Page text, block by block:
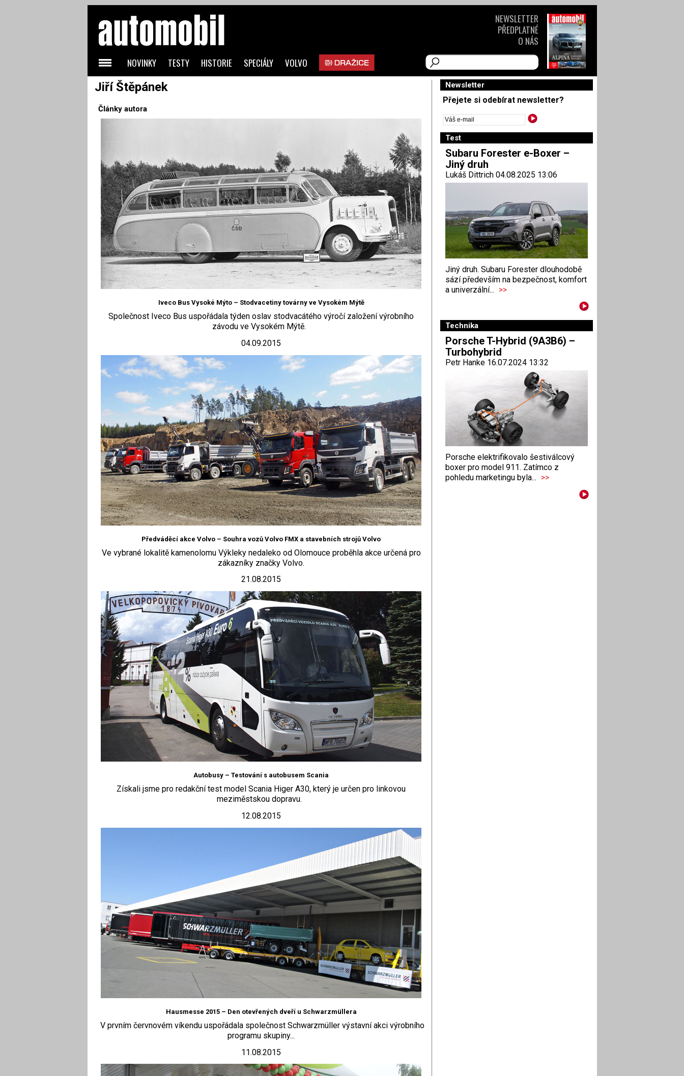
Jiří Štěpánek
Články autora
Iveco Bus Vysoké Mýto – Stodvacetiny továrny ve Vysokém Mýtě
Společnost Iveco Bus uspořádala týden oslav stodvacátého výročí založení výrobního
závodu ve Vysokém Mýtě.
04.09.2015
Předváděcí akce Volvo – Souhra vozů Volvo FMX a stavebních strojů Volvo
Ve vybrané lokalitě kamenolomu Výkleky nedaleko od Olomouce proběhla akce určená pro
zákazníky značky Volvo.
21.08.2015
Autobusy – Testování s autobusem Scania
Získali jsme pro redakční test model Scania Higer A30, který je určen pro linkovou
meziměstskou dopravu.
12.08.2015
Hausmesse 2015 – Den otevřených dveří u Schwarzmüllera
V prvním červnovém víkendu uspořádala společnost Schwarzmüller výstavní akci výrobního
programu skupiny...
11.08.2015
Newsletter
Přejete si odebírat newsletter?
Test
Subaru Forester e-Boxer –
Jiný druh
Lukáš Dittrich 04.08.2025 13:06
Jiný druh. Subaru Forester dlouhodobě
sází především na bezpečnost, komfort
a univerzální... >>
Technika
Porsche T-Hybrid (9A3B6) –
Turbohybrid
Petr Hanke 16.07.2024 13:32
Porsche elektrifikovalo šestiválcový
boxer pro model 911. Zatímco z
pohledu marketingu byla... >>
NOVINKY TESTY HISTORIE SPECIÁLY VOLVO
NEWSLETTER
PŘEDPLATNÉ
O NÁS